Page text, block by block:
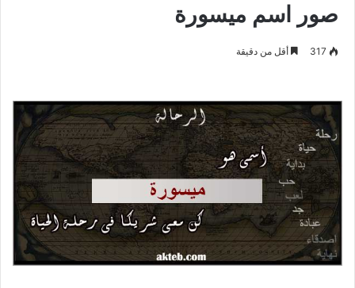
صور اسم ميسورة
317 أقل من دقيقة